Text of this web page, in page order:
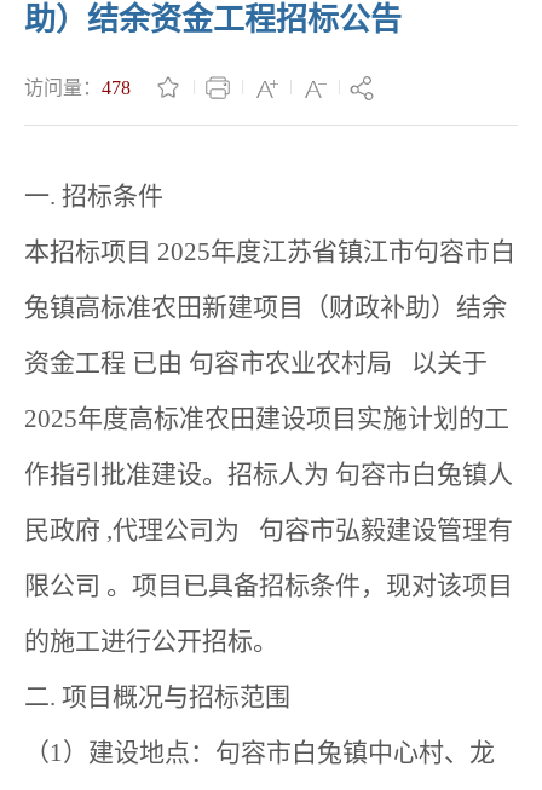
助）结余资金工程招标公告
访问量： 478
一. 招标条件
本招标项目 2025年度江苏省镇江市句容市白
兔镇高标准农田新建项目（财政补助）结余
资金工程 已由 句容市农业农村局 以关于
2025年度高标准农田建设项目实施计划的工
作指引批准建设。招标人为 句容市白兔镇人
民政府 ,代理公司为 句容市弘毅建设管理有
限公司 。项目已具备招标条件，现对该项目
的施工进行公开招标。
二. 项目概况与招标范围
（1）建设地点：句容市白兔镇中心村、龙